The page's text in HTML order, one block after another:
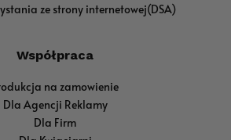
ze strony internetowej(DSA)
Współpraca
na zamowienie
Dla Agencji Reklamy
Dla Firm